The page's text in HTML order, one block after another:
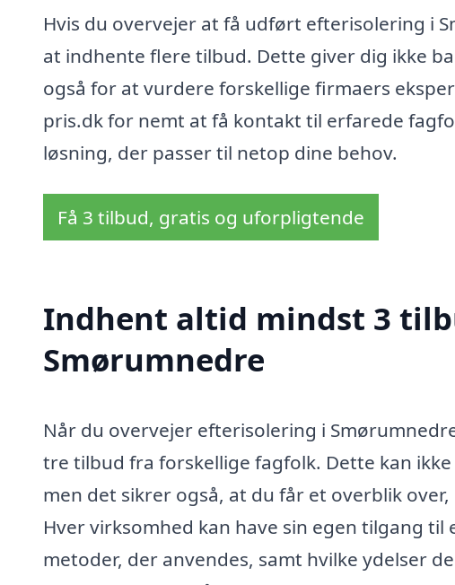
Hvis du overvejer at få udført efterisolering i
at indhente flere tilbud. Dette giver dig ikke
også for at vurdere forskellige firmaers
pris.dk for nemt at få kontakt til erfarede
løsning, der passer til netop dine behov.
Få 3 tilbud, gratis og uforpligtende
Indhent altid mindst 3
Smørumnedre
Når du overvejer efterisolering i
tre tilbud fra forskellige fagfolk. Dette kan
men det sikrer også, at du får et overblik
Hver virksomhed kan have sin egen tilgang
metoder, der anvendes, samt hvilke ydelser